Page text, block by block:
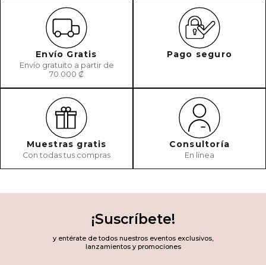
Envío Gratis
Envío gratuito a partir de
70.000 ₡
Pago seguro
Muestras gratis
Con todas tus compras
Consultoría
En línea
¡Suscríbete!
y entérate de todos nuestros eventos exclusivos,
lanzamientos y promociones